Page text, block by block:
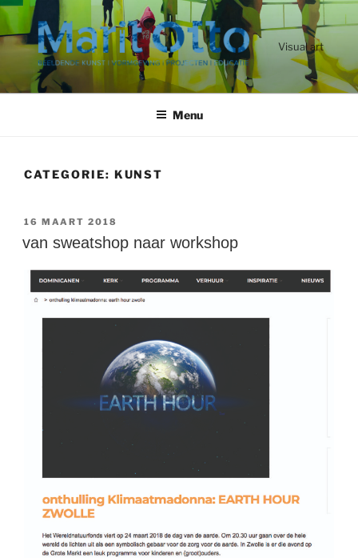
Ga
naar
de
Visual art
Menu
CATEGORIE: KUNST
GEPLAATST
16 MAART 2018
van sweatshop naar workshop